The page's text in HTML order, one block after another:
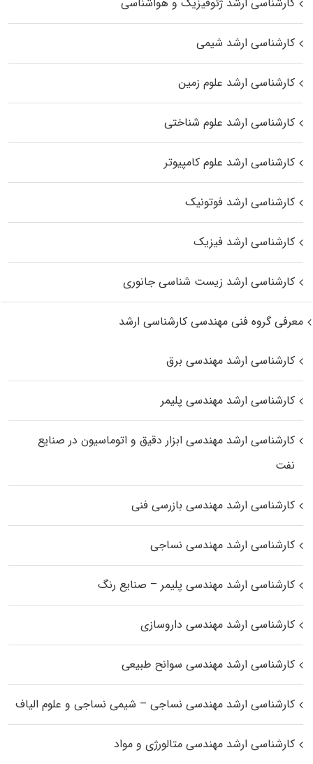
کارشناسی ارشد شیمی
کارشناسی ارشد علوم زمین
کارشناسی ارشد علوم شناختی
کارشناسی ارشد علوم کامپیوتر
کارشناسی ارشد فوتونیک
کارشناسی ارشد فیزیک
کارشناسی ارشد زیست‌ شناسی جانوری
معرفی گروه فنی مهندسی کارشناسی ارشد
کارشناسی ارشد مهندسی برق
کارشناسی ارشد مهندسی پلیمر
کارشناسی ارشد مهندسی ابزار دقیق و اتوماسیون در صنایع
نفت
کارشناسی ارشد مهندسی بازرسی فنی
کارشناسی ارشد مهندسی نساجی
کارشناسی ارشد مهندسی پلیمر – صنایع رنگ
کارشناسی ارشد مهندسی داروسازی
کارشناسی ارشد مهندسی سوانح طبیعی
کارشناسی ارشد مهندسی نساجی – شیمی نساجی و علوم الیاف
کارشناسی ارشد مهندسی متالورژی و مواد